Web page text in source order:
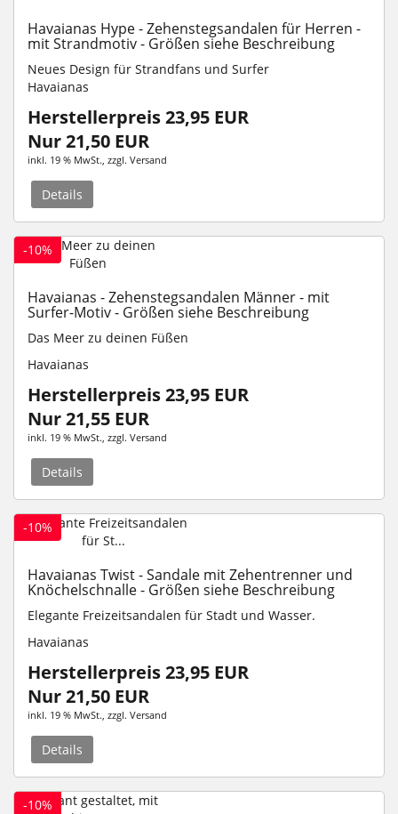
Havaianas Hype - Zehenstegsandalen für Herren -
mit Strandmotiv - Größen siehe Beschreibung
Neues Design für Strandfans und Surfer
Havaianas
Herstellerpreis 23,95 EUR
Nur 21,50 EUR
inkl. 19 % MwSt. , zzgl. Versand
Details
-10%
Havaianas - Zehenstegsandalen Männer - mit
Surfer-Motiv - Größen siehe Beschreibung
Das Meer zu deinen Füßen
Havaianas
Herstellerpreis 23,95 EUR
Nur 21,55 EUR
inkl. 19 % MwSt. , zzgl. Versand
Details
-10%
Havaianas Twist - Sandale mit Zehentrenner und
Knöchelschnalle - Größen siehe Beschreibung
Elegante Freizeitsandalen für Stadt und Wasser.
Havaianas
Herstellerpreis 23,95 EUR
Nur 21,50 EUR
inkl. 19 % MwSt. , zzgl. Versand
Details
-10%